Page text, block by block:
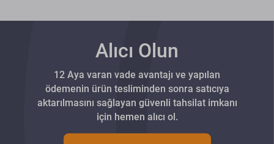
Alıcı Olun
12 Aya varan vade avantajı ve yapılan
ödemenin ürün tesliminden sonra satıcıya
aktarılmasını sağlayan güvenli tahsilat imkanı
için hemen alıcı ol.